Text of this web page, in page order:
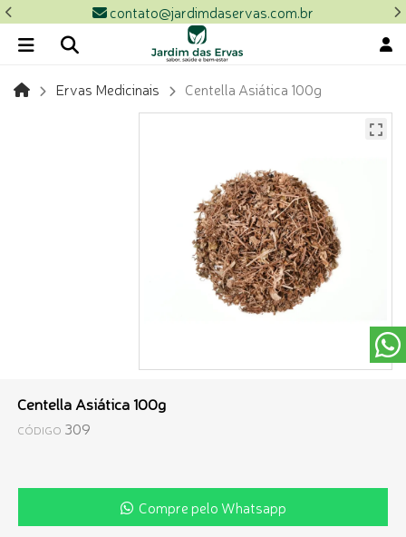
contato@jardimdaservas.com.br
Ervas Medicinais Centella Asiática 100g
Centella Asiática 100g
CÓDIGO 309
Compre pelo Whatsapp